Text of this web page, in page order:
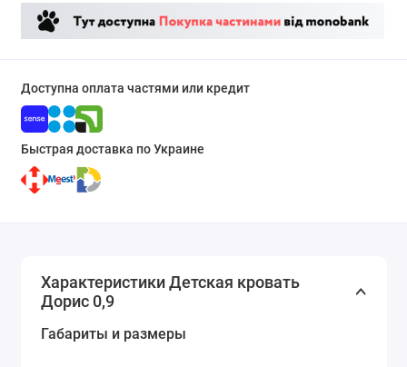
Доступна оплата частями или кредит
Быстрая доставка по Украине
Характеристики Детская кровать
Дорис 0,9
Габариты и размеры